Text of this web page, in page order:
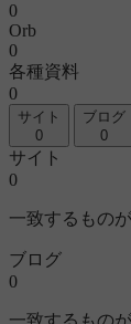
0
Orb
0
各種資料
0
サイト
0
ブログ
0
サイト
0
一致するもの
ブログ
0